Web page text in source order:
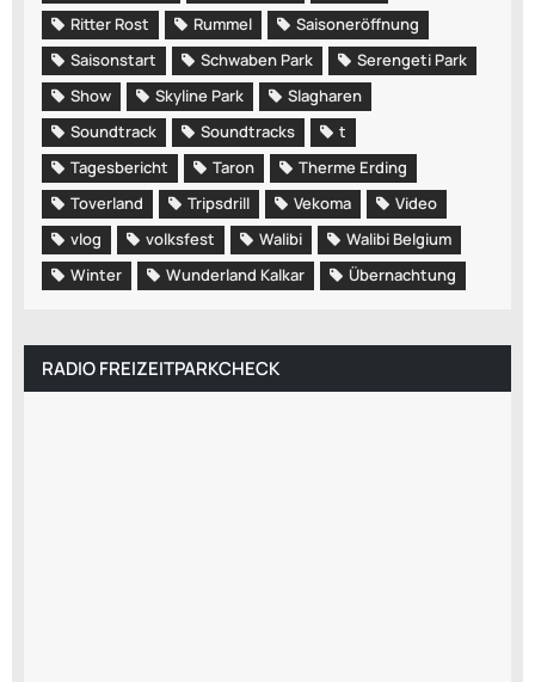
Ritter Rost
Rummel
Saisoneröffnung
Saisonstart
Schwaben Park
Serengeti Park
Show
Skyline Park
Slagharen
Soundtrack
Soundtracks
t
Tagesbericht
Taron
Therme Erding
Toverland
Tripsdrill Vekoma
Video
vlog
volksfest Walibi
Walibi Belgium
Winter
Wunderland Kalkar Übernachtung
RADIO FREIZEITPARKCHECK